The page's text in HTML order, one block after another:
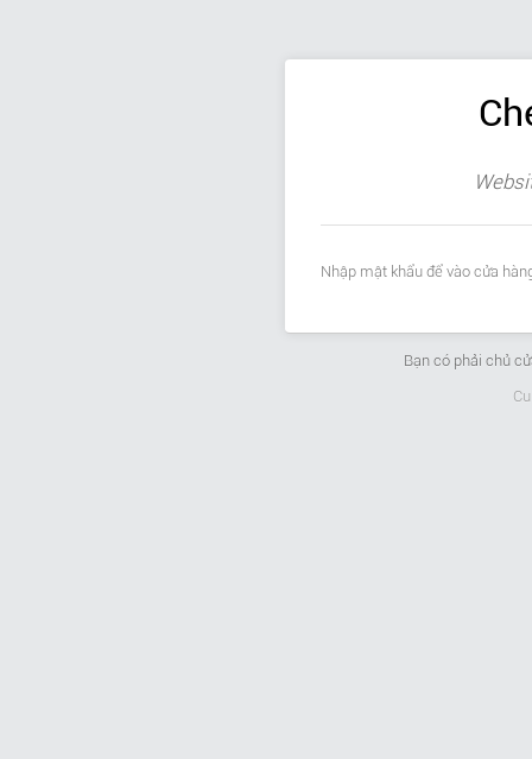
Nhập mật khẩu để vào cửa
Bạn có phải chủ